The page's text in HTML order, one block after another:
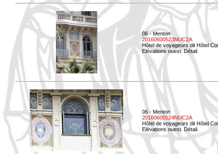
06 - Menton
20160600523NUC2A
Hôtel de voyageurs dit Hôtel
Elévations ouest. Détail.
06 - Menton
20160600524NUC2A
Hôtel de voyageurs dit Hôtel
Elévations ouest. Détail.